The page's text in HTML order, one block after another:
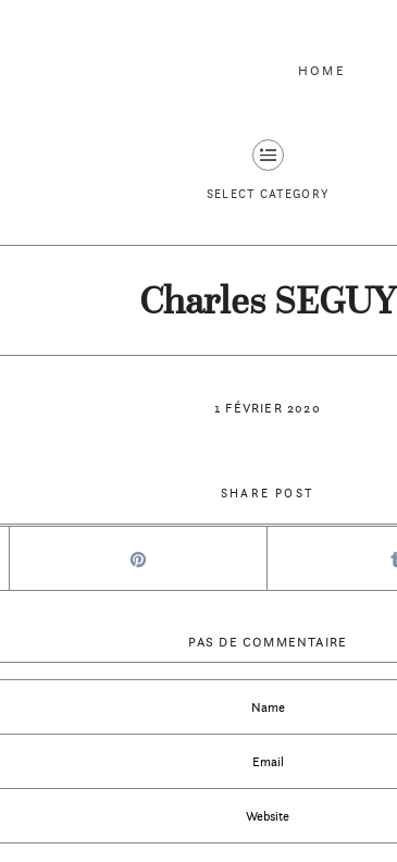
HOME
SELECT CATEGORY
1 FÉVRIER 2020
Charles SEGUY
SHARE POST
PAS DE COMMENTAIRE